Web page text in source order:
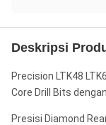
Deskripsi
Precision LTK48
Core Drill Bits
Presisi Diamond